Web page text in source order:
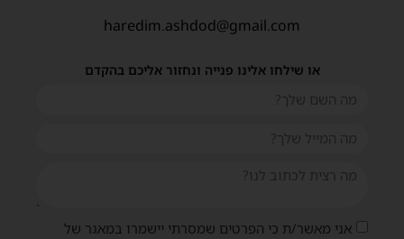
haredim.ashdod@gmail.com
או שילחו אלינו פנייה ונחזור אליכם בהקדם
אני מאשר/ת כי הפרטים שמסרתי יישמרו במאגר של